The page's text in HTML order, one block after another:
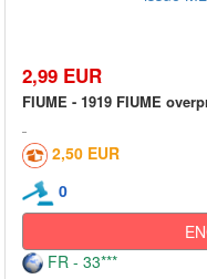
2,99 EUR
FIUME - 1919 FIUME
2,50 EUR
0
FR - 33***